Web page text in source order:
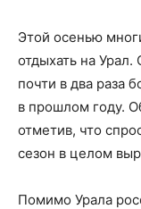
Этой осенью
отдыхать на Урал.
почти в два раза
в прошлом году.
отметив, что
сезон в целом
Помимо Урала